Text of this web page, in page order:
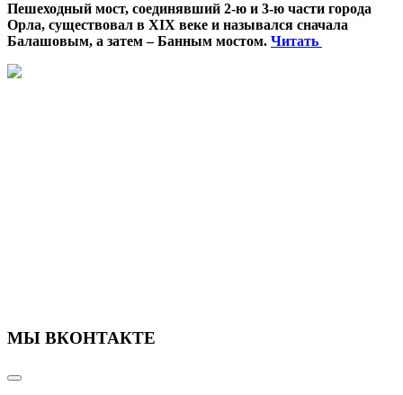
Пешеходный мост, соединявший 2-ю и 3-ю части города
Орла, существовал в XIX веке и назывался сначала
Балашовым, а затем – Банным мостом. Читать
МЫ ВКОНТАКТЕ